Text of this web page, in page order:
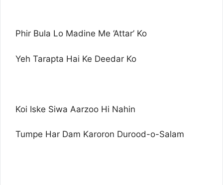
Phir Bula Lo Madine Me ‘Attar’ Ko
Yeh Tarapta Hai Ke Deedar Ko
Koi Iske Siwa Aarzoo Hi Nahin
Tumpe Har Dam Karoron Durood-o-Salam